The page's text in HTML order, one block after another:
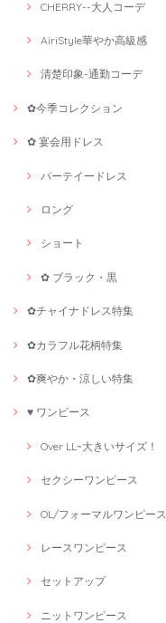
CHERRY--大人コーデ
AiriStyle華やか高級感
清楚印象-通勤コーデ
✿今季コレクション
✿ 宴会用ドレス
パーテイードレス
ロング
ショート
✿ ブラック・黒
✿チャイナドレス特集
✿カラフル花柄特集
✿爽やか・涼しい特集
♥ ワンピース
Over LL~大きいサイズ！
セクシーワンピース
OL/フォーマルワンピース
レースワンピース
セットアップ
ニットワンピース